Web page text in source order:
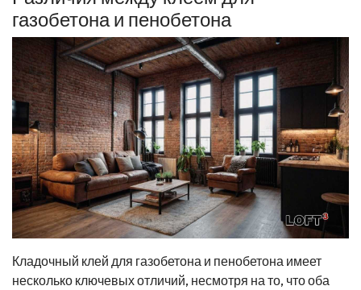
газобетона и пенобетона
Кладочный клей для газобетона и пенобетона имеет
несколько ключевых отличий, несмотря на то, что оба